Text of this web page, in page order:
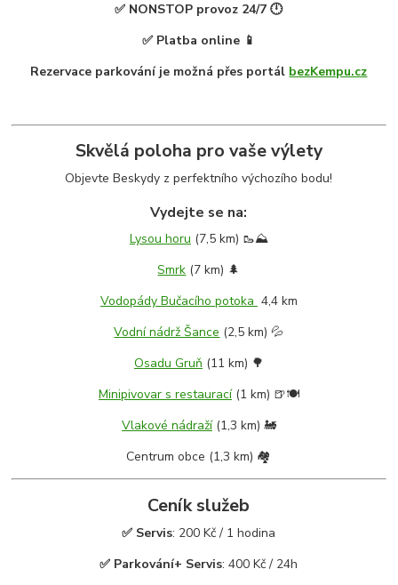
✅ NONSTOP provoz 24/7 🕛
✅ Platba online 📱
Rezervace parkování je možná přes portál bezKempu.cz
Skvělá poloha pro vaše výlety
Objevte Beskydy z perfektního výchozího bodu!
Vydejte se na:
Lysou horu (7,5 km) 🥾⛰️
Smrk (7 km) 🌲
Vodopády Bučacího potoka 4,4 km
Vodní nádrž Šance (2,5 km) 💦
Osadu Gruň (11 km) 🌳
Minipivovar s restaurací(1 km) 🍺🍽️
Vlakové nádraží(1,3 km) 🚂
Centrum obce (1,3 km) 🏘️
Ceník služeb
✅ Servis: 200 Kč / 1 hodina
✅ Parkování+ Servis: 400 Kč / 24h